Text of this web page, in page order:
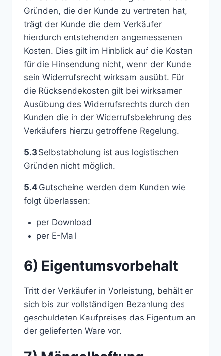
Gründen, die der Kunde zu vertreten hat,
trägt der Kunde die dem Verkäufer
hierdurch entstehenden angemessenen
Kosten. Dies gilt im Hinblick auf die Kosten
für die Hinsendung nicht, wenn der Kunde
sein Widerrufsrecht wirksam ausübt. Für
die Rücksendekosten gilt bei wirksamer
Ausübung des Widerrufsrechts durch den
Kunden die in der Widerrufsbelehrung des
Verkäufers hierzu getroffene Regelung.
5.3 Selbstabholung ist aus logistischen
Gründen nicht möglich.
5.4 Gutscheine werden dem Kunden wie
folgt überlassen:
per Download
per E-Mail
6) Eigentumsvorbehalt
Tritt der Verkäufer in Vorleistung, behält er
sich bis zur vollständigen Bezahlung des
geschuldeten Kaufpreises das Eigentum an
der gelieferten Ware vor.